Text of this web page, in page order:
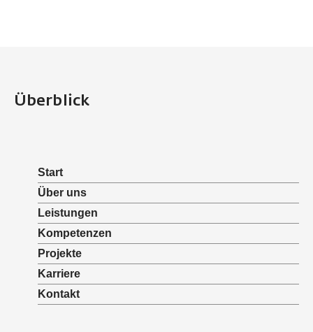
Überblick
Start
Über uns
Leistungen
Kompetenzen
Projekte
Karriere
Kontakt